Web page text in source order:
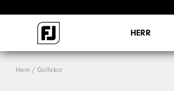
HERR
Hem Golfskor